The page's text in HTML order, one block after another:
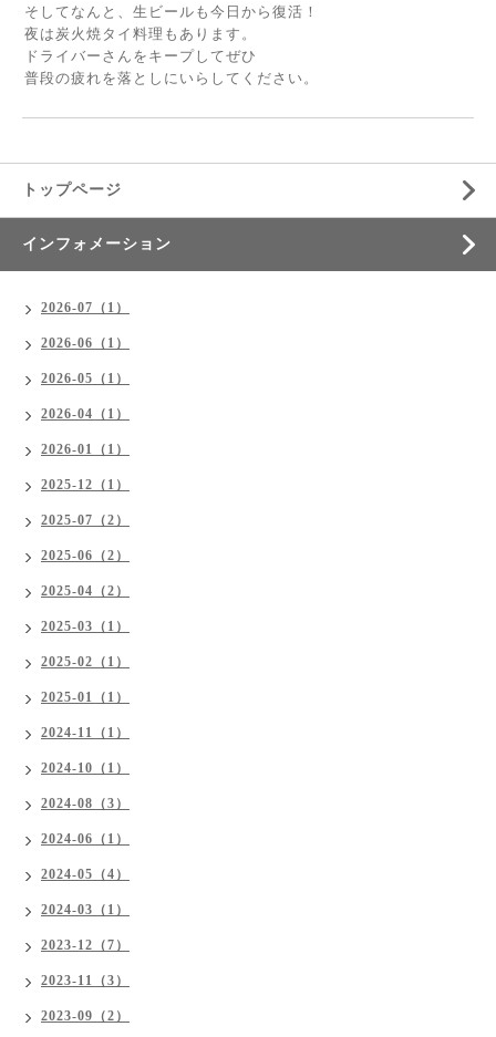
そしてなんと、生ビールも今日から復活！
夜は炭火焼タイ料理もあります。
ドライバーさんをキープしてぜひ
普段の疲れを落としにいらしてください。
トップページ
インフォメーション
2026-07（1）
2026-06（1）
2026-05（1）
2026-04（1）
2026-01（1）
2025-12（1）
2025-07（2）
2025-06（2）
2025-04（2）
2025-03（1）
2025-02（1）
2025-01（1）
2024-11（1）
2024-10（1）
2024-08（3）
2024-06（1）
2024-05（4）
2024-03（1）
2023-12（7）
2023-11（3）
2023-09（2）